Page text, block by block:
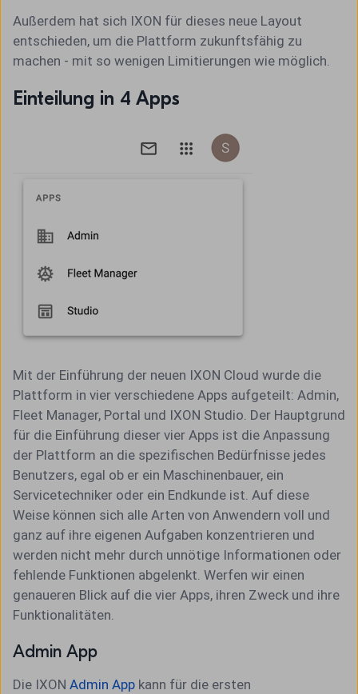
Außerdem hat sich IXON für dieses neue Layout
entschieden, um die Plattform zukunftsfähig zu
machen - mit so wenigen Limitierungen wie möglich.
Einteilung in 4 Apps
Mit der Einführung der neuen IXON Cloud wurde die
Plattform in vier verschiedene Apps aufgeteilt: Admin,
Fleet Manager, Portal und IXON Studio. Der Hauptgrund
für die Einführung dieser vier Apps ist die Anpassung
der Plattform an die spezifischen Bedürfnisse jedes
Benutzers, egal ob er ein Maschinenbauer, ein
Servicetechniker oder ein Endkunde ist. Auf diese
Weise können sich alle Arten von Anwendern voll und
ganz auf ihre eigenen Aufgaben konzentrieren und
werden nicht mehr durch unnötige Informationen oder
fehlende Funktionen abgelenkt. Werfen wir einen
genaueren Blick auf die vier Apps, ihren Zweck und ihre
Funktionalitäten.
Admin App
Die IXON Admin App kann für die ersten